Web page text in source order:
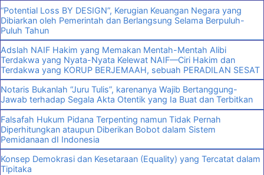
“Potential Loss BY DESIGN”, Kerugian Keuangan Negara yang
Dibiarkan oleh Pemerintah dan Berlangsung Selama Berpuluh-
Puluh Tahun
Adslah NAIF Hakim yang Memakan Mentah-Mentah Alibi
Terdakwa yang Nyata-Nyata Kelewat NAIF—Ciri Hakim dan
Terdakwa yang KORUP BERJEMAAH, sebuah PERADILAN SESAT
Notaris Bukanlah “Juru Tulis”, karenanya Wajib Bertanggung-
Jawab terhadap Segala Akta Otentik yang Ia Buat dan Terbitkan
Falsafah Hukum Pidana Terpenting namun Tidak Pernah
Diperhitungkan ataupun Diberikan Bobot dalam Sistem
Pemidanaan dI Indonesia
Konsep Demokrasi dan Kesetaraan (Equality) yang Tercatat dalam
Tipitaka